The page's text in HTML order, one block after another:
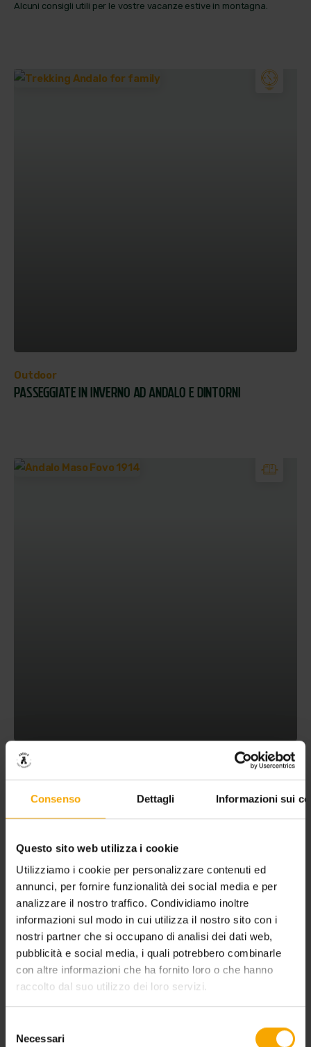
Consenso Dettagli Informazioni sui
Questo sito web utilizza i cookie
Utilizziamo i cookie per personalizzare contenuti ed
annunci, per fornire funzionalità dei social media e per
analizzare il nostro traffico. Condividiamo inoltre
informazioni sul modo in cui utilizza il nostro sito con i
nostri partner che si occupano di analisi dei dati web,
pubblicità e social media, i quali potrebbero combinarle
con altre informazioni che ha fornito loro o che hanno
raccolto dal suo utilizzo dei loro servizi.
delNecessari
Alcuni consigli utili per le vostre vacanze estive in montagna.
Outdoor
PASSEGGIATE IN INVERNO AD ANDALO E DINTORNI
Storia e cultura
ANDALO - STORIA E CURIOSITÀ:
IL MASO FOVO
riunioni popolari del paese